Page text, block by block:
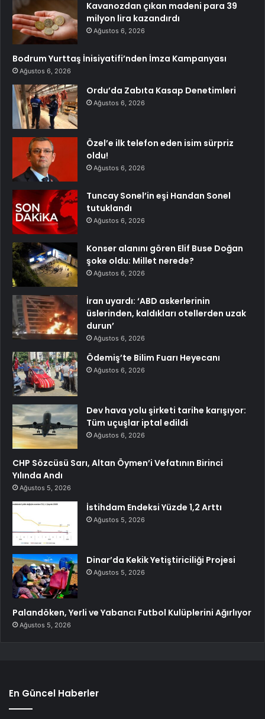
Kavanozdan çıkan madeni para 39
milyon lira kazandırdı
Ağustos 6, 2026
Bodrum Yurttaş İnisiyatifi’nden İmza Kampanyası
Ağustos 6, 2026
Ordu’da Zabıta Kasap Denetimleri
Ağustos 6, 2026
Özel’e ilk telefon eden isim sürpriz
oldu!
Ağustos 6, 2026
Tuncay Sonel’in eşi Handan Sonel
tutuklandı
Ağustos 6, 2026
Konser alanını gören Elif Buse Doğan
şoke oldu: Millet nerede?
Ağustos 6, 2026
İran uyardı: ‘ABD askerlerinin
üslerinden, kaldıkları otellerden uzak
durun’
Ağustos 6, 2026
Ödemiş’te Bilim Fuarı Heyecanı
Ağustos 6, 2026
Dev hava yolu şirketi tarihe karışıyor:
Tüm uçuşlar iptal edildi
Ağustos 6, 2026
CHP Sözcüsü Sarı, Altan Öymen’i Vefatının Birinci
Yılında Andı
Ağustos 5, 2026
İstihdam Endeksi Yüzde 1,2 Arttı
Ağustos 5, 2026
Dinar’da Kekik Yetiştiriciliği Projesi
Ağustos 5, 2026
Palandöken, Yerli ve Yabancı Futbol Kulüplerini Ağırlıyor
Ağustos 5, 2026
En Güncel Haberler